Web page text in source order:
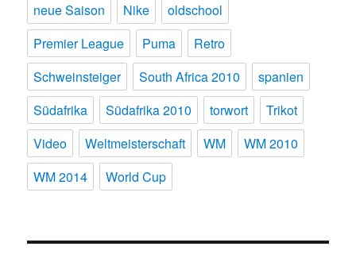
neue Saison
Nike
oldschool
Premier League
Puma
Retro
Schweinsteiger
South Africa 2010
spanien
Südafrika
Südafrika 2010 torwort
Trikot
Video
Weltmeisterschaft WM
WM 2010
WM 2014
World Cup